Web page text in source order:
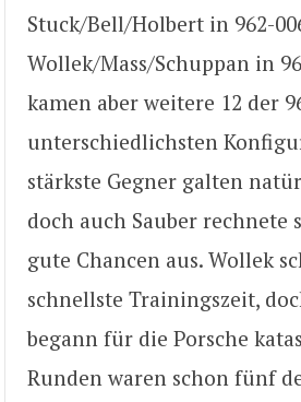
Stuck/Bell/Holbert in 962-
Wollek/Mass/Schuppan in
kamen aber weitere 12 der
unterschiedlichsten
stärkste Gegner galten
doch auch Sauber rechnete
gute Chancen aus. Wollek
schnellste Trainingszeit,
begann für die Porsche
Runden waren schon fünf